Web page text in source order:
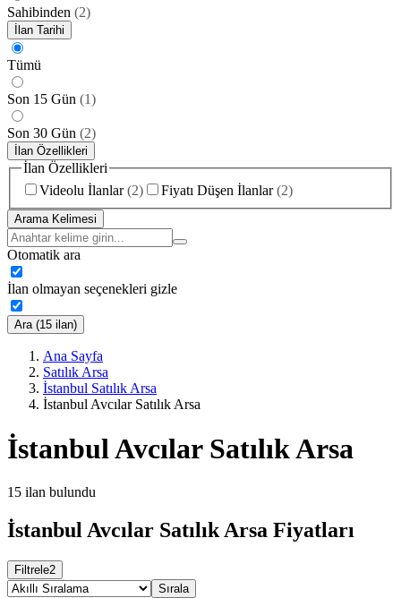
Sahibinden (2)
İlan Tarihi
Tümü
Son 15 Gün (1)
Son 30 Gün (2)
İlan Özellikleri
İlan Özellikleri
Videolu İlanlar (2) Fiyatı Düşen İlanlar (2)
Arama Kelimesi
Otomatik ara
İlan olmayan seçenekleri gizle
Ara (15 ilan)
Ana Sayfa
Satılık Arsa
İstanbul Satılık Arsa
İstanbul Avcılar Satılık Arsa
İstanbul Avcılar Satılık Arsa
15 ilan bulundu
İstanbul Avcılar Satılık Arsa Fiyatları
Filtrele2
Sırala